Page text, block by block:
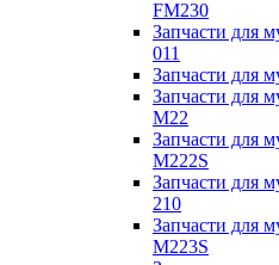
FM230
Запчасти для
011
Запчасти для
Запчасти для
M22
Запчасти для
M222S
Запчасти для
210
Запчасти для
M223S